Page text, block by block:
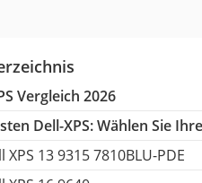
Vergleich 2026
Dell-XPS:Wählen Sie
XPS 13 9315 7810BLU-PDE